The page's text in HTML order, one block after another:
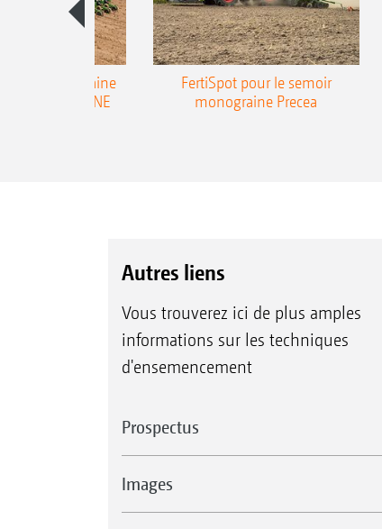
monograine
TCC AMAZONE
FertiSpot pour le semoir
monograine Precea
Autres liens
Vous trouverez ici de plus amples
informations sur les techniques
d'ensemencement
Prospectus
Images